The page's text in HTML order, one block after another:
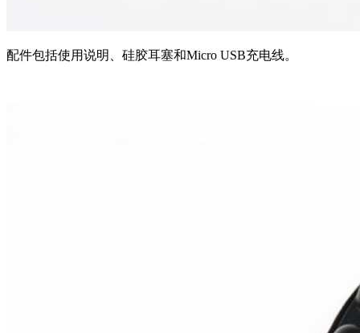
配件包括使用说明、硅胶耳塞和Micro USB充电线。